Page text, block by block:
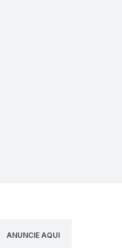
ANUNCIE AQUI